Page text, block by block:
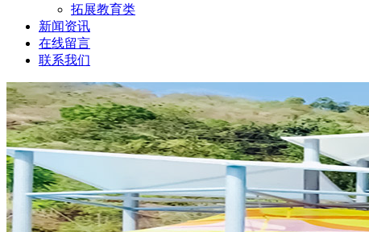
拓展教育类
新闻资讯
在线留言
联系我们